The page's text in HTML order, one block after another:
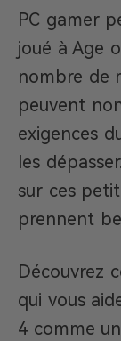
PC gamer
joué à Age
nombre de
peuvent
exigences
les
sur ces
prennent
Découvrez
qui vous
4 comme